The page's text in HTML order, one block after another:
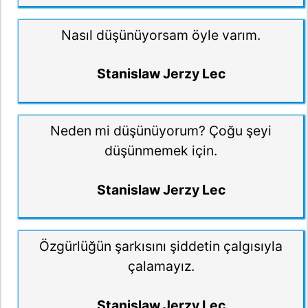
Nasıl düşünüyorsam öyle varım.
Stanislaw Jerzy Lec
Neden mi düşünüyorum? Çoğu şeyi
düşünmemek için.
Stanislaw Jerzy Lec
Özgürlüğün şarkısını şiddetin çalgısıyla
çalamayız.